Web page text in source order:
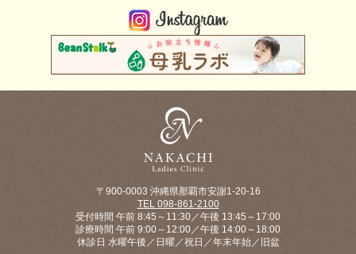
〒900-0003 沖縄県那覇市安謝1-20-16
TEL 098-861-2100
受付時間 午前 8:45～11:30／午後 13:45～17:00
診療時間 午前 9:00～12:00／午後 14:00～18:00
休診日 水曜午後／日曜／祝日／年末年始／旧盆